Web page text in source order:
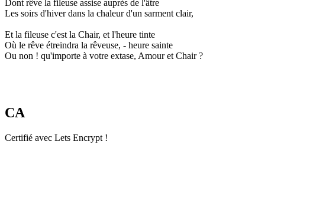
Dont rêve la fileuse assise auprès de l'âtre
Les soirs d'hiver dans la chaleur d'un sarment clair,
Et la fileuse c'est la Chair, et l'heure tinte
Où le rêve étreindra la rêveuse, - heure sainte
Ou non ! qu'importe à votre extase, Amour et Chair ?
CA
Certifié avec Lets Encrypt !